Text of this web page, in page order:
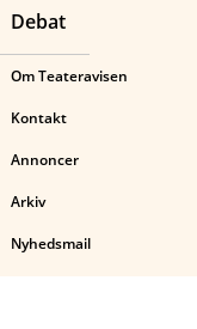
Debat
Om Teateravisen
Kontakt
Annoncer
Arkiv
Nyhedsmail